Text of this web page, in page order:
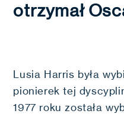
otrzymał
Lusia Harris była
pionierek tej
1977 roku została